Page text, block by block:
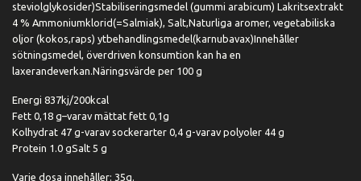
steviolglykosider)Stabiliseringsmedel (gummi arabicum) Lakritsextrakt
4 % Ammoniumklorid(=Salmiak), Salt,Naturliga aromer, vegetabiliska
oljor (kokos,raps) ytbehandlingsmedel(karnubavax)Innehåller
sötningsmedel, överdriven konsumtion kan ha en
laxerandeverkan.Näringsvärde per 100 g
Energi 837kj/200kcal
Fett 0,18 g–varav mättat fett 0,1g
Kolhydrat 47 g-varav sockerarter 0,4 g-varav polyoler 44 g
Protein 1.0 gSalt 5 g
Varje dosa innehåller: 35g.